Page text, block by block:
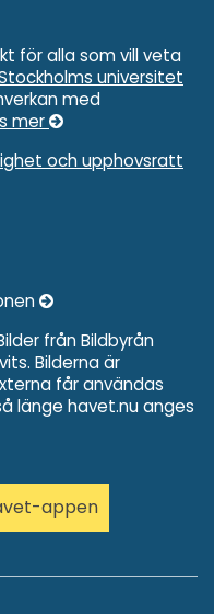
för alla som vill veta
universitet
med
mer
och upphovsratt
från Bildbyrån
Bilderna är
får användas
länge havet.nu anges
appen